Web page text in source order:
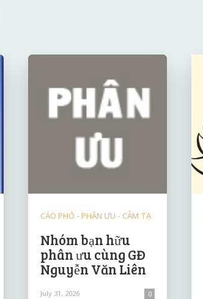
CÁO PHÓ - PHÂN ƯU - CẢM TẠ
Nhóm bạn hữu
phân ưu cùng GĐ
Nguyễn Văn Liên
July 31, 2026 0